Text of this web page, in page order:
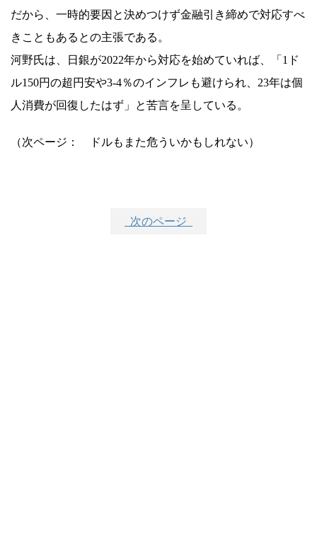
だから、一時的要因と決めつけず金融引き締めで対応すべ
きこともあるとの主張である。
河野氏は、日銀が2022年から対応を始めていれば、「1ド
ル150円の超円安や3-4％のインフレも避けられ、23年は個
人消費が回復したはず」と苦言を呈している。
（次ページ： ドルもまた危ういかもしれない）
次のページ